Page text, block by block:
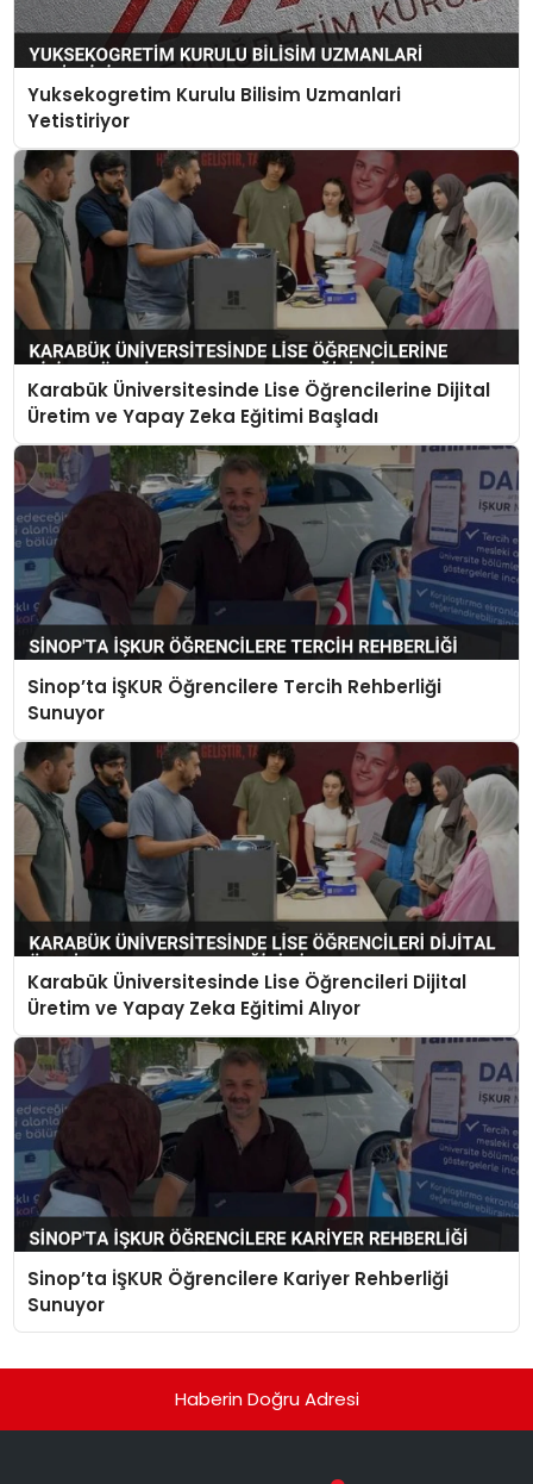
Yuksekogretim Kurulu Bilisim Uzmanlari
Yetistiriyor
Karabük Üniversitesinde Lise Öğrencilerine Dijital
Üretim ve Yapay Zeka Eğitimi Başladı
Sinop’ta İŞKUR Öğrencilere Tercih Rehberliği
Sunuyor
Karabük Üniversitesinde Lise Öğrencileri Dijital
Üretim ve Yapay Zeka Eğitimi Alıyor
Sinop’ta İŞKUR Öğrencilere Kariyer Rehberliği
Sunuyor
Haberin Doğru Adresi